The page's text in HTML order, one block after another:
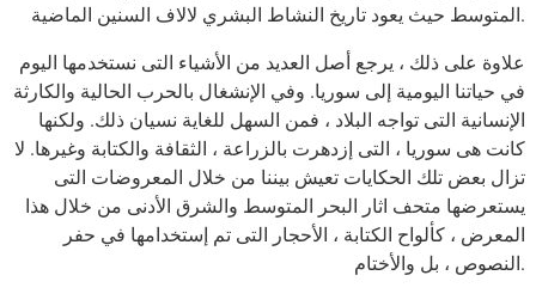
المتوسط حيث يعود تاريخ النشاط البشري لالاف السنين الماضية.
علاوة على ذلك ، يرجع أصل العديد من الأشياء التى نستخدمها اليوم
في حياتنا اليومية إلى سوريا. وفي الإنشغال بالحرب الحالية والكارثة
الإنسانية التى تواجه البلاد ، فمن السهل للغاية نسيان ذلك. ولكنها
كانت هى سوريا ، التى إزدهرت بالزراعة ، الثقافة والكتابة وغيرها. لا
تزال بعض تلك الحكايات تعيش بيننا من خلال المعروضات التى
يستعرضها متحف اثار البحر المتوسط والشرق الأدنى من خلال هذا
المعرض ، كألواح الكتابة ، الأحجار التى تم إستخدامها في حفر
النصوص ، بل والأختام.